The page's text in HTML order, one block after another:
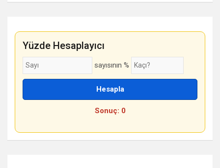
Yüzde Hesaplayıcı
sayısının %
Hesapla
Sonuç: 0